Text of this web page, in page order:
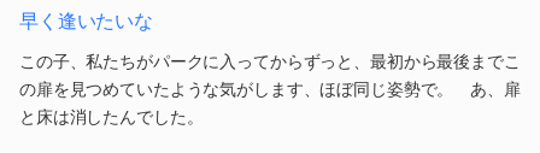
早く逢いたいな
この子、私たちがパークに入ってからずっと、最初から最後までこ
の扉を見つめていたような気がします、ほぼ同じ姿勢で。 あ、扉
と床は消したんでした。